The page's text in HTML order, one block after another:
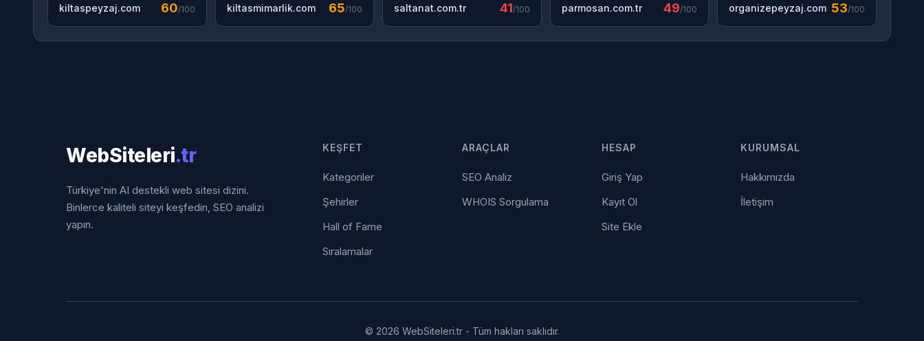
kiltaspeyzaj.com 60/100 kiltasmimarlik.com 65/100 saltanat.com.tr 41/100 parmosan.com.tr 49/100 organizepeyzaj.com 53/100
WebSiteleri.tr
Türkiye'nin AI destekli web sitesi dizini.
Binlerce kaliteli siteyi keşfedin, SEO analizi
yapın.
KEŞFET
Kategoriler
Şehirler
Hall of Fame
Sıralamalar
ARAÇLAR
SEO Analiz
WHOIS Sorgulama
HESAP
Giriş Yap
Kayıt Ol
Site Ekle
KURUMSAL
Hakkımızda
İletişim
© 2026 WebSiteleri.tr - Tüm hakları saklıdır.